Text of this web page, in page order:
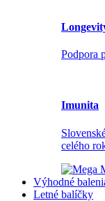
Podpora
Imunita
celého
Výhodné
Letné balíčky